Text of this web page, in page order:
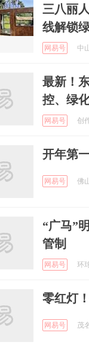
三八丽
线解锁
网易号 中
最新！
控、绿
网易号 创
开年第
网易号 佛
“广马”
管制
网易号 环
零红灯
网易号 茂